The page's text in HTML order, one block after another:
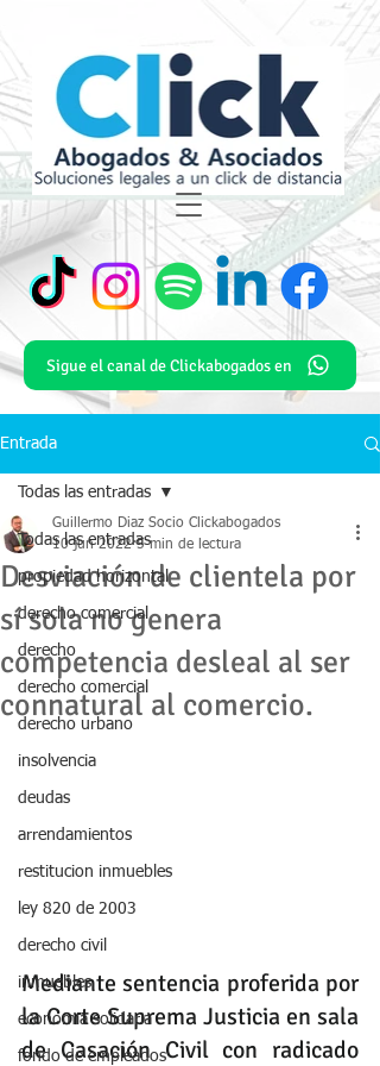
Sigue el canal de Clickabogados en
Entrada
Todas las entradas
propiedad horizontal
derecho comercial
derecho
derecho comercial
derecho urbano
insolvencia
deudas
arrendamientos
restitucion inmuebles
ley 820 de 2003
derecho civil
inmuebles
economia solidaria
fondo de empleados
Todas las entradas
Desviación de clientela por
sí sola no genera
competencia desleal al ser
connatural al comercio.
Guillermo Diaz Socio Clickabogados
10 jun 2022 5 min de lectura
Mediante sentencia proferida por
la Corte Suprema Justicia en sala
de Casación Civil con radicado